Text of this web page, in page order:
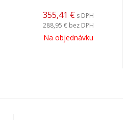
355,41 € s DPH
288,95 € bez DPH
Na objednávku